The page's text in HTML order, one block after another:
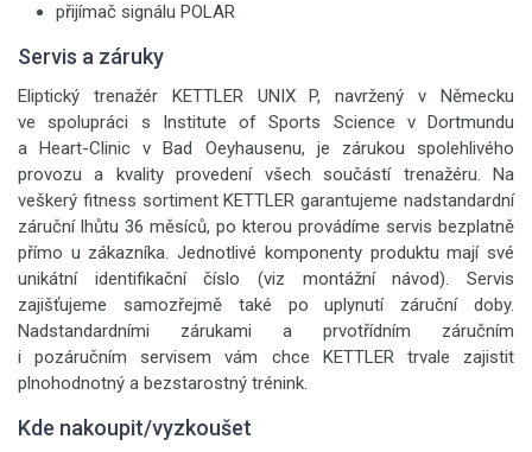
přijímač signálu POLAR
Servis a záruky
Eliptický trenažér KETTLER UNIX P, navržený v Německu
ve spolupráci s Institute of Sports Science v Dortmundu
a Heart-Clinic v Bad Oeyhausenu, je zárukou spolehlivého
provozu a kvality provedení všech součástí trenažéru. Na
veškerý fitness sortiment KETTLER garantujeme nadstandardní
záruční lhůtu 36 měsíců, po kterou provádíme servis bezplatně
přímo u zákazníka. Jednotlivé komponenty produktu mají své
unikátní identifikační číslo (viz montážní návod). Servis
zajišťujeme samozřejmě také po uplynutí záruční doby.
Nadstandardními zárukami a prvotřídním záručním
i pozáručním servisem vám chce KETTLER trvale zajistit
plnohodnotný a bezstarostný trénink.
Kde nakoupit/vyzkoušet